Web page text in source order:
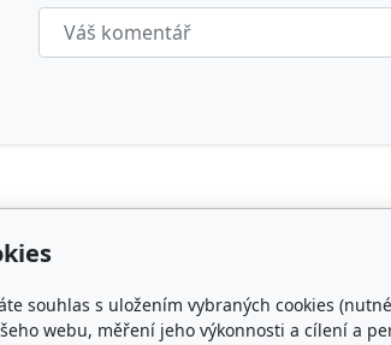
WHIPPET
souhlas s uložením vybraných cookies
webu, měření jeho výkonnosti a cílení a